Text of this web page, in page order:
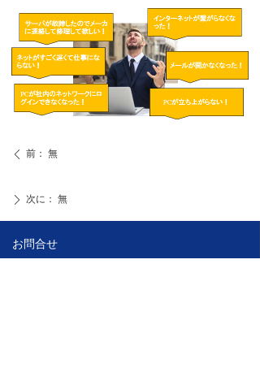
ꄴ 前： 無
ꄲ 次に： 無
お問合せ